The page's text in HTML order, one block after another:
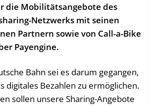
die Mobilitätsangebote des
Netzwerks mit seinen
Partnern sowie von Call-a-Bike
Payengine.
Bahn sei es darum gegangen,
digitales Bezahlen zu ermöglichen.
sollen unsere Sharing-Angebote